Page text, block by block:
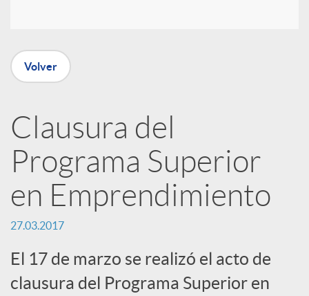
r
n
R
e
d
Volver
Clausura del
Programa Superior
en Emprendimiento
27.03.2017
El 17 de marzo se realizó el acto de
clausura del Programa Superior en